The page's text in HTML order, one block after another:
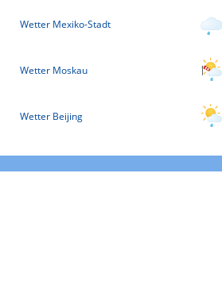
Wetter Mexiko-Stadt
Wetter Moskau
Wetter Beijing